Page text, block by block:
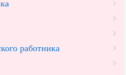
работника